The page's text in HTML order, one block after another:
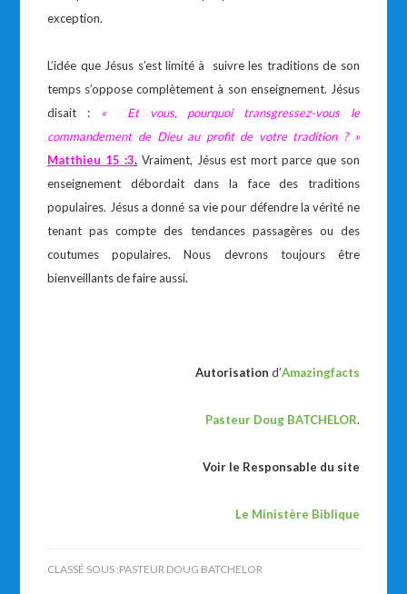
exception.
L’idée que Jésus s’est limité à suivre les traditions de son
temps s’oppose complètement à son enseignement. Jésus
disait :
« Et vous, pourquoi transgressez-vous le
commandement de Dieu au profit de votre tradition ? »
Matthieu 15 :3. Vraiment, Jésus est mort parce que son
enseignement débordait dans la face des traditions
populaires. Jésus a donné sa vie pour défendre la vérité ne
tenant pas compte des tendances passagères ou des
coutumes populaires. Nous devrons toujours être
bienveillants de faire aussi.
Autorisation d’Amazingfacts
Pasteur Doug BATCHELOR.
Voir le Responsable du site
Le Ministère Biblique
CLASSÉ SOUS :PASTEUR DOUG BATCHELOR